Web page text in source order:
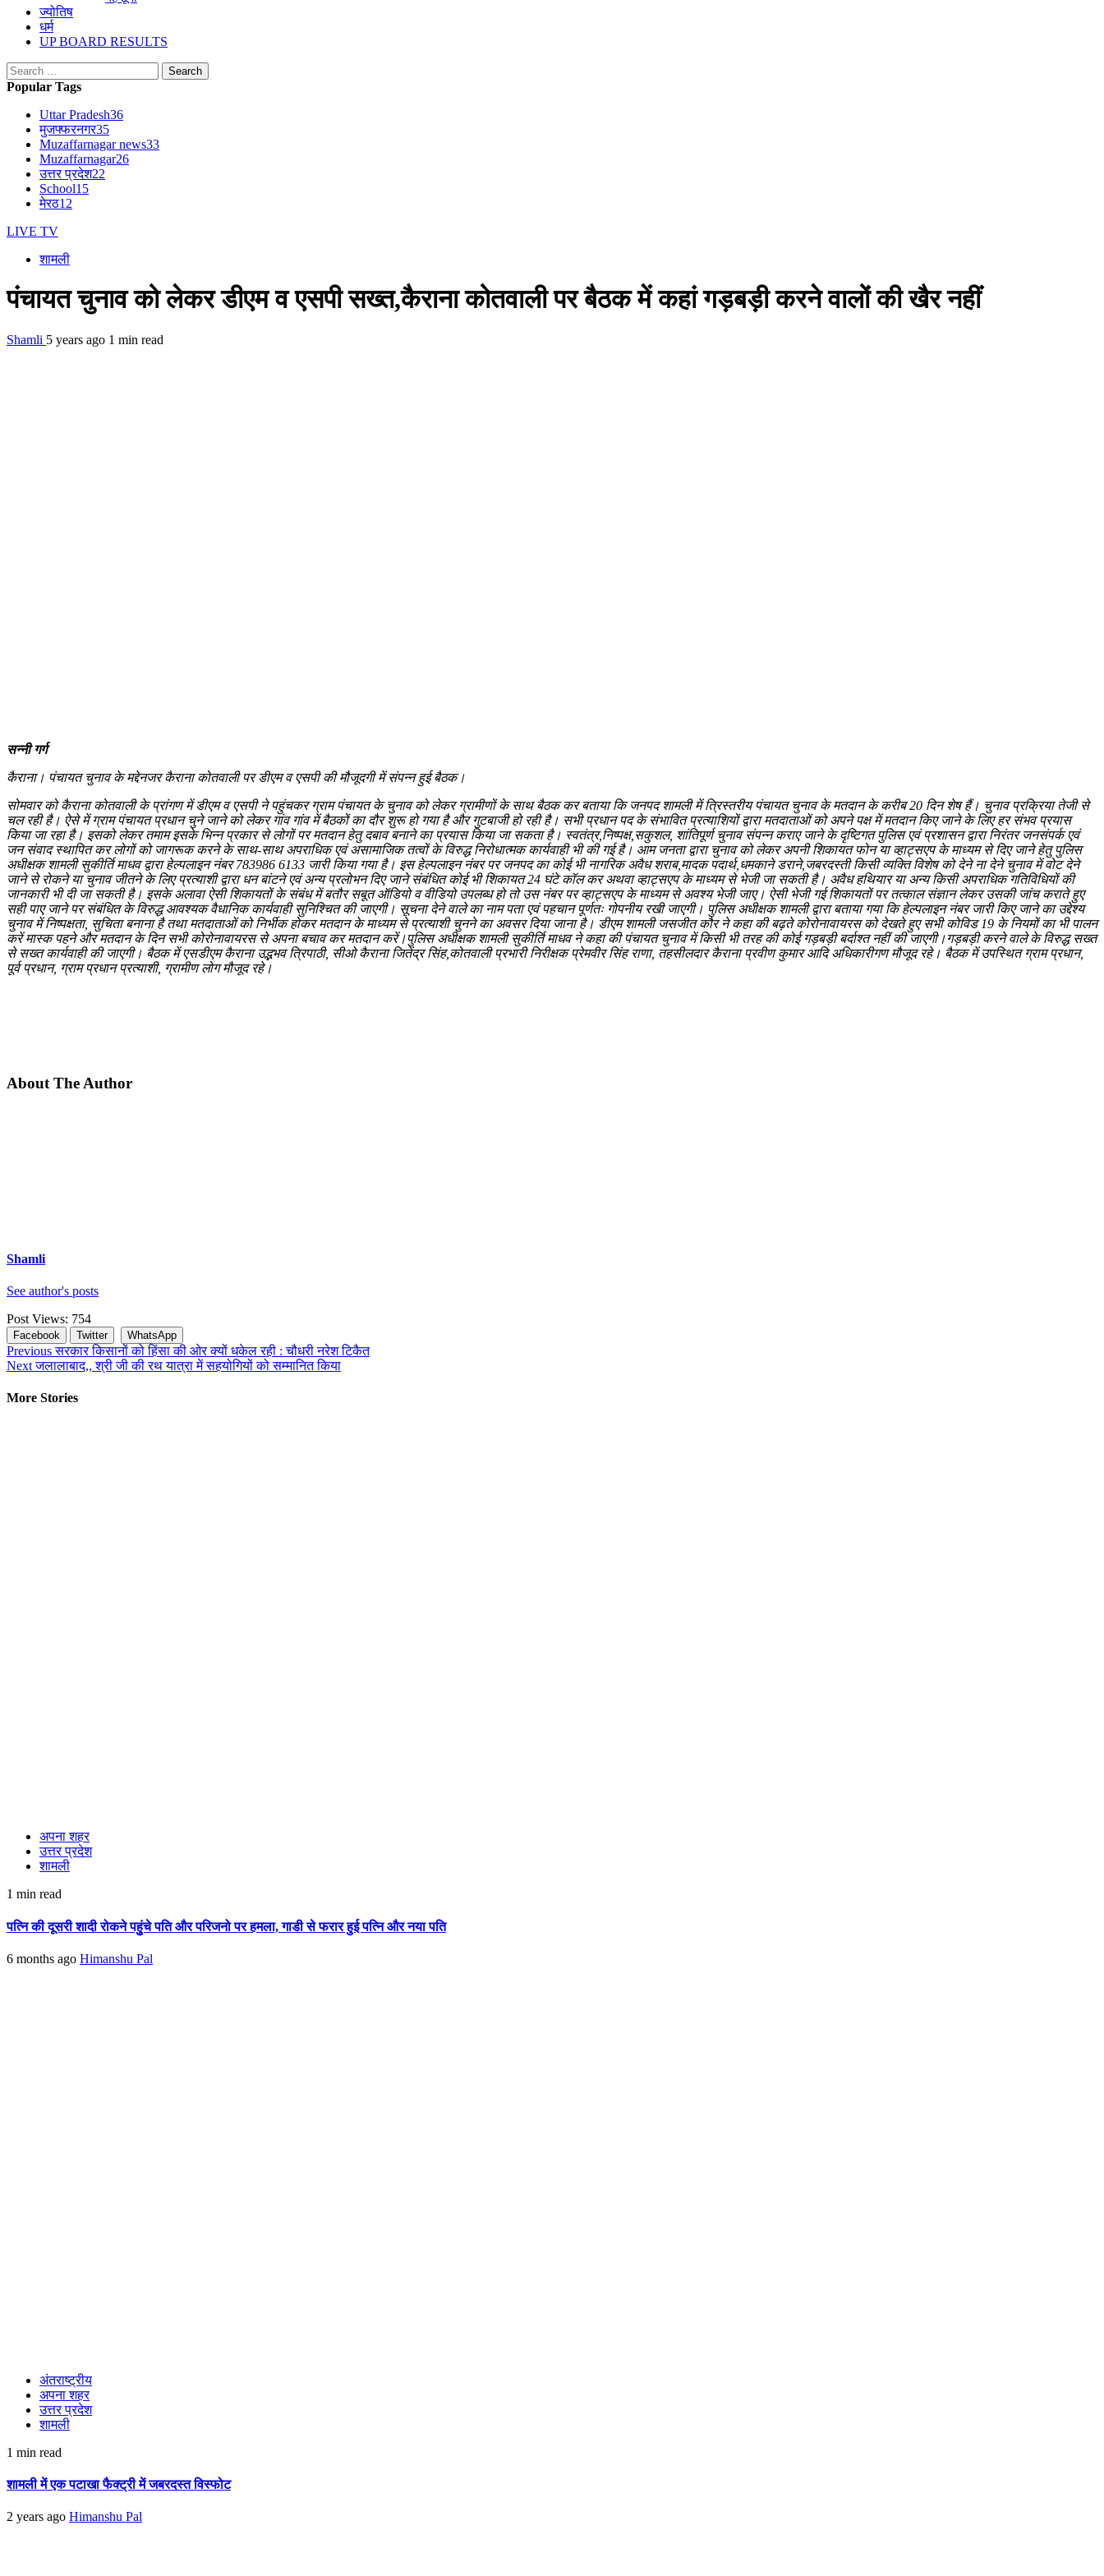
ज्योतिष
धर्म
UP BOARD RESULTS
Search
for:
Popular Tags
Uttar Pradesh36
मुजफ्फरनगर35
Muzaffarnagar news33
Muzaffarnagar26
उत्तर प्रदेश22
School15
मेरठ12
LIVE TV
शामली
पंचायत चुनाव को लेकर डीएम व एसपी सख्त,कैराना कोतवाली पर बैठक में कहां गड़बड़ी करने वालों की खैर नहीं
Shamli 5 years ago 1 min read
सन्नी गर्ग
कैराना। पंचायत चुनाव के मद्देनजर कैराना कोतवाली पर डीएम व एसपी की मौजूदगी में संपन्न हुई बैठक।
सोमवार को कैराना कोतवाली के प्रांगण में डीएम व एसपी ने पहुंचकर ग्राम पंचायत के चुनाव को लेकर ग्रामीणों के साथ बैठक कर बताया कि जनपद शामली में त्रिस्तरीय पंचायत चुनाव के मतदान के करीब 20 दिन शेष हैं। चुनाव प्रक्रिया तेजी से
चल रही है। ऐसे में ग्राम पंचायत प्रधान चुने जाने को लेकर गांव गांव में बैठकों का दौर शुरू हो गया है और गुटबाजी हो रही है। सभी प्रधान पद के संभावित प्रत्याशियों द्वारा मतदाताओं को अपने पक्ष में मतदान किए जाने के लिए हर संभव प्रयास
किया जा रहा है। इसको लेकर तमाम इसके भिन्न प्रकार से लोगों पर मतदान हेतु दबाव बनाने का प्रयास किया जा सकता है। स्वतंत्र,निष्पक्ष,सकुशल, शांतिपूर्ण चुनाव संपन्न कराए जाने के दृष्टिगत पुलिस एवं प्रशासन द्वारा निरंतर जनसंपर्क एवं
जन संवाद स्थापित कर लोगों को जागरूक करने के साथ-साथ अपराधिक एवं असामाजिक तत्वों के विरुद्ध निरोधात्मक कार्यवाही भी की गई है। आम जनता द्वारा चुनाव को लेकर अपनी शिकायत फोन या व्हाट्सएप के माध्यम से दिए जाने हेतु पुलिस
अधीक्षक शामली सुकीर्ति माधव द्वारा हेल्पलाइन नंबर 783986 6133 जारी किया गया है। इस हेल्पलाइन नंबर पर जनपद का कोई भी नागरिक अवैध शराब,मादक पदार्थ,धमकाने डराने,जबरदस्ती किसी व्यक्ति विशेष को देने ना देने चुनाव में वोट देने
जाने से रोकने या चुनाव जीतने के लिए प्रत्याशी द्वारा धन बांटने एवं अन्य प्रलोभन दिए जाने संबंधित कोई भी शिकायत 24 घंटे कॉल कर अथवा व्हाट्सएप के माध्यम से भेजी जा सकती है। अवैध हथियार या अन्य किसी अपराधिक गतिविधियों की
जानकारी भी दी जा सकती है। इसके अलावा ऐसी शिकायतों के संबंध में बतौर सबूत ऑडियो व वीडियो उपलब्ध हो तो उस नंबर पर व्हाट्सएप के माध्यम से अवश्य भेजी जाए। ऐसी भेजी गई शिकायतों पर तत्काल संज्ञान लेकर उसकी जांच कराते हुए
सही पाए जाने पर संबंधित के विरुद्ध आवश्यक वैधानिक कार्यवाही सुनिश्चित की जाएगी। सूचना देने वाले का नाम पता एवं पहचान पूर्णतः गोपनीय रखी जाएगी। पुलिस अधीक्षक शामली द्वारा बताया गया कि हेल्पलाइन नंबर जारी किए जाने का उद्देश्य
चुनाव में निष्पक्षता, सुचिता बनाना है तथा मतदाताओं को निर्भीक होकर मतदान के माध्यम से प्रत्याशी चुनने का अवसर दिया जाना है। डीएम शामली जसजीत कौर ने कहा की बढ़ते कोरोनावायरस को देखते हुए सभी कोविड 19 के नियमों का भी पालन
करें मास्क पहने और मतदान के दिन सभी कोरोनावायरस से अपना बचाव कर मतदान करें।पुलिस अधीक्षक शामली सुकीर्ति माधव ने कहा की पंचायत चुनाव में किसी भी तरह की कोई गड़बड़ी बर्दाश्त नहीं की जाएगी।गड़बड़ी करने वाले के विरुद्ध सख्त
से सख्त कार्यवाही की जाएगी। बैठक में एसडीएम कैराना उद्भभव त्रिपाठी, सीओ कैराना जितेंद्र सिंह,कोतवाली प्रभारी निरीक्षक प्रेमवीर सिंह राणा, तहसीलदार कैराना प्रवीण कुमार आदि अधिकारीगण मौजूद रहे। बैठक में उपस्थित ग्राम प्रधान,
पूर्व प्रधान, ग्राम प्रधान प्रत्याशी, ग्रामीण लोग मौजूद रहे।
About The Author
Shamli
See author's posts
Post Views: 754
Facebook Twitter WhatsApp
Continue
Reading
Previousसरकार किसानों को हिंसा की ओर क्यों धकेल रही : चौधरी नरेश टिकैत
Nextजलालाबाद,, श्री जी की रथ यात्रा में सहयोगियों को सम्मानित किया
More Stories
अपना शहर
उत्तर प्रदेश
शामली
1 min read
पत्नि की दूसरी शादी रोकने पहुुंचे पति और परिजनो पर हमला, गाडी से फरार हुई पत्नि और नया पति
6 months ago Himanshu Pal
अंतराष्ट्रीय
अपना शहर
उत्तर प्रदेश
शामली
1 min read
शामली में एक पटाखा फैक्ट्री में जबरदस्त विस्फोट
2 years ago Himanshu Pal